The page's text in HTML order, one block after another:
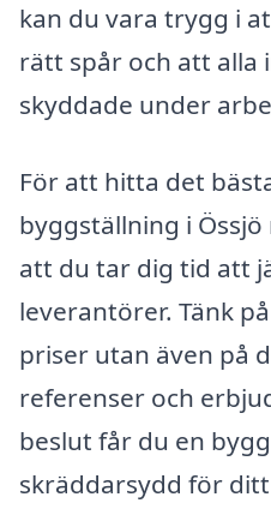
kan du vara trygg i
rätt spår och att alla
skyddade under
För att hitta det
byggställning i
att du tar dig tid att
leverantörer. Tänk
priser utan även på
referenser och
beslut får du en
skräddarsydd för